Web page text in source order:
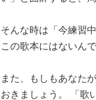
そんな時は「今練習
この歌本にはないん
また、もしもあなた
おきましょう。 「歌